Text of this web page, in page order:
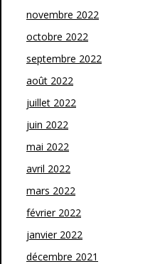
novembre 2022
octobre 2022
septembre 2022
août 2022
juillet 2022
juin 2022
mai 2022
avril 2022
mars 2022
février 2022
janvier 2022
décembre 2021